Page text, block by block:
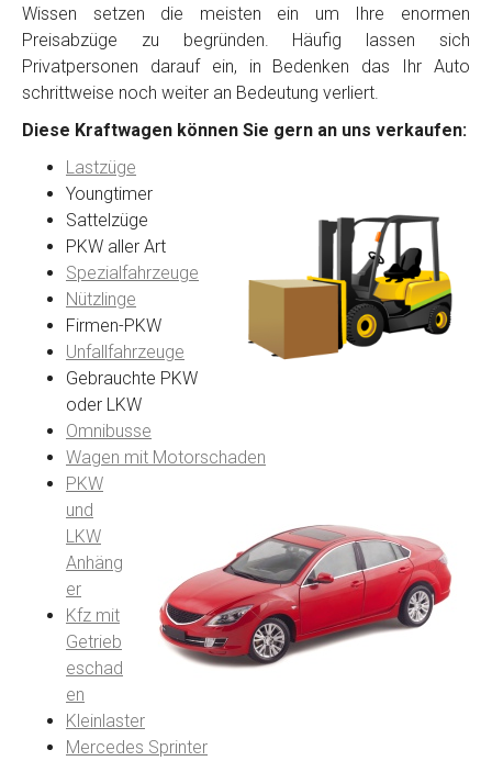
Wissen setzen die meisten ein um Ihre enormen
Preisabzüge zu begründen. Häufig lassen sich
Privatpersonen darauf ein, in Bedenken das Ihr Auto
schrittweise noch weiter an Bedeutung verliert.
Diese Kraftwagen können Sie gern an uns verkaufen:
Lastzüge
Youngtimer
Sattelzüge
PKW aller Art
Spezialfahrzeuge
Nützlinge
Firmen-PKW
Unfallfahrzeuge
Gebrauchte PKW
oder LKW
Omnibusse
Wagen mit Motorschaden
PKW
und
LKW
Anhäng
er
Kfz mit
Getrieb
eschad
en
Kleinlaster
Mercedes Sprinter